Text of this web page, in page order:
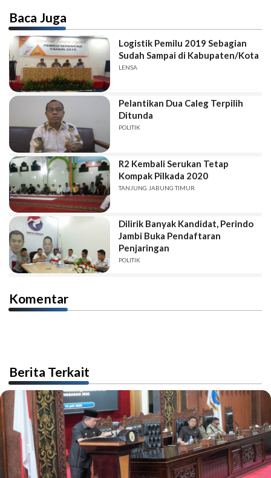
Baca Juga
Logistik Pemilu 2019 Sebagian
Sudah Sampai di Kabupaten/Kota
LENSA
Pelantikan Dua Caleg Terpilih
Ditunda
POLITIK
R2 Kembali Serukan Tetap
Kompak Pilkada 2020
TANJUNG JABUNG TIMUR
Dilirik Banyak Kandidat, Perindo
Jambi Buka Pendaftaran
Penjaringan
POLITIK
Komentar
Berita Terkait